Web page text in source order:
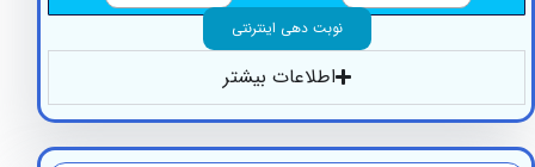
نوبت دهی اینترنتی
اطلاعات بیشتر